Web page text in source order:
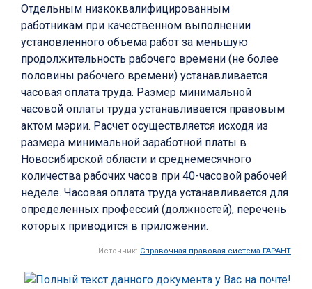
Отдельным низкоквалифицированным
работникам при качественном выполнении
установленного объема работ за меньшую
продолжительность рабочего времени (не более
половины рабочего времени) устанавливается
часовая оплата труда. Размер минимальной
часовой оплаты труда устанавливается правовым
актом мэрии. Расчет осуществляется исходя из
размера минимальной заработной платы в
Новосибирской области и среднемесячного
количества рабочих часов при 40-часовой рабочей
неделе. Часовая оплата труда устанавливается для
определенных профессий (должностей), перечень
которых приводится в приложении.
Источник: Справочная правовая система ГАРАНТ